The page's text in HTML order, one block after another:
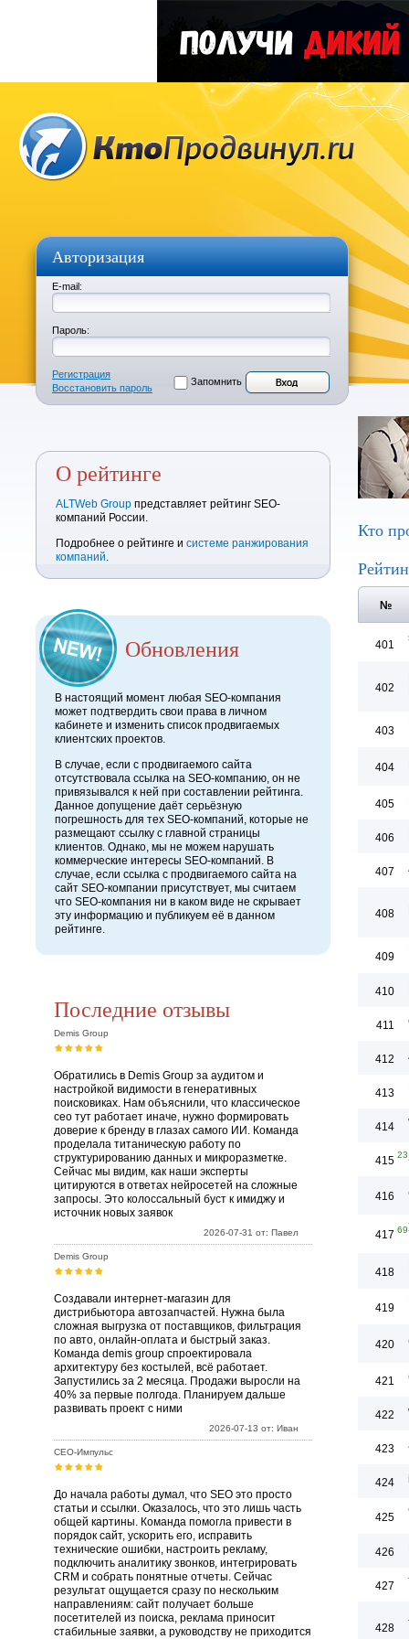
Авторизация
E-mail:
Пароль:
Регистрация
Восстановить пароль
Запомнить
О рейтинге
ALTWeb Group представляет рейтинг SEO-
компаний России.
Подробнее о рейтинге и системе ранжирования
компаний.
Обновления
В настоящий момент любая SEO-компания
может подтвердить свои права в личном
кабинете и изменить список продвигаемых
клиентских проектов.
В случае, если с продвигаемого сайта
отсутствовала ссылка на SEO-компанию, он не
привязывался к ней при составлении рейтинга.
Данное допущение даёт серьёзную
погрешность для тех SEO-компаний, которые не
размещают ссылку с главной страницы
клиентов. Однако, мы не можем нарушать
коммерческие интересы SEO-компаний. В
случае, если ссылка с продвигаемого сайта на
сайт SEO-компании присутствует, мы считаем
что SEO-компания ни в каком виде не скрывает
эту информацию и публикуем её в данном
рейтинге.
Последние отзывы
Demis Group
Обратились в Demis Group за аудитом и
настройкой видимости в генеративных
поисковиках. Нам объяснили, что классическое
сео тут работает иначе, нужно формировать
доверие к бренду в глазах самого ИИ. Команда
проделала титаническую работу по
структурированию данных и микроразметке.
Сейчас мы видим, как наши эксперты
цитируются в ответах нейросетей на сложные
запросы. Это колоссальный буст к имиджу и
источник новых заявок
2026-07-31 от: Павел
Demis Group
Создавали интернет-магазин для
дистрибьютора автозапчастей. Нужна была
сложная выгрузка от поставщиков, фильтрация
по авто, онлайн-оплата и быстрый заказ.
Команда demis group спроектировала
архитектуру без костылей, всё работает.
Запустились за 2 месяца. Продажи выросли на
40% за первые полгода. Планируем дальше
развивать проект с ними
2026-07-13 от: Иван
СЕО-Импульс
До начала работы думал, что SEO это просто
статьи и ссылки. Оказалось, что это лишь часть
общей картины. Команда помогла привести в
порядок сайт, ускорить его, исправить
технические ошибки, настроить рекламу,
подключить аналитику звонков, интегрировать
CRM и собрать понятные отчеты. Сейчас
результат ощущается сразу по нескольким
направлениям: сайт получает больше
посетителей из поиска, реклама приносит
стабильные заявки, а руководству не приходится
Кто
№
401
402
403
404
405
406
407
408
409
410
411
412
413
414
415 23
416
417 69
418
419
420
421
422
423
424
425
426
427
428